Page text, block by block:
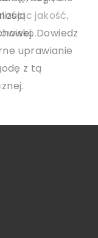
w tym
się, jak
się do
jakość,
Dowiedz
uprawianie
z tą